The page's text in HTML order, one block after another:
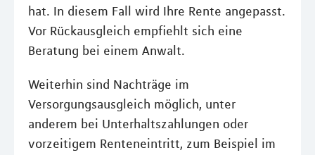
hat. In diesem Fall wird Ihre Rente angepasst.
Vor Rückausgleich empfiehlt sich eine
Beratung bei einem Anwalt.
Weiterhin sind Nachträge im
Versorgungsausgleich möglich, unter
anderem bei Unterhaltszahlungen oder
vorzeitigem Renteneintritt, zum Beispiel im